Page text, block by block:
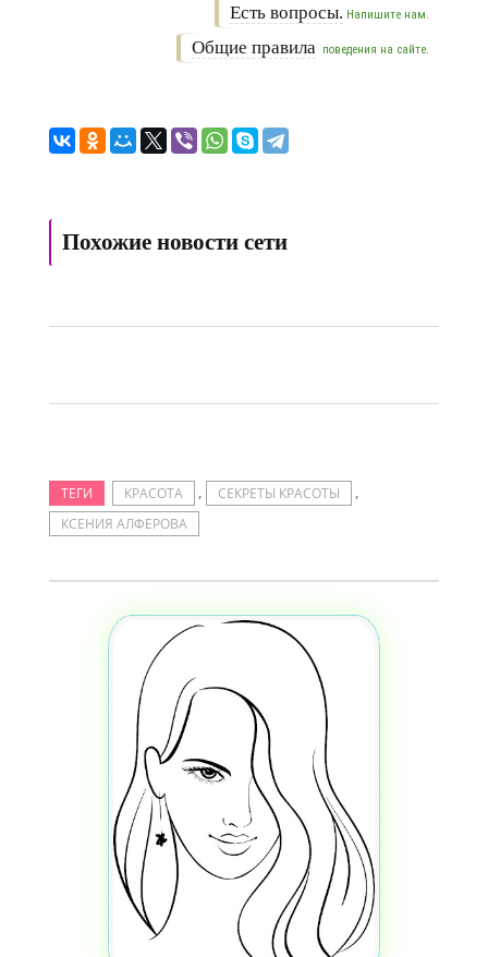
Есть вопросы. Напишите нам.
Общие правила поведения на сайте.
Похожие новости сети
ТЕГИ КРАСОТА , СЕКРЕТЫ КРАСОТЫ ,
КСЕНИЯ АЛФЕРОВА